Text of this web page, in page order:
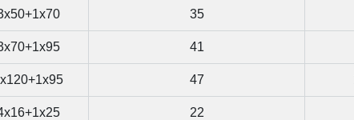
35
41
47
22